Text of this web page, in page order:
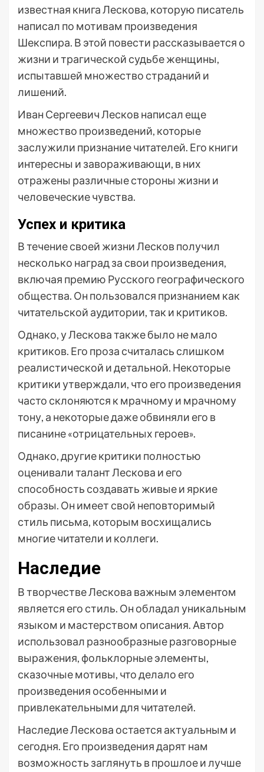
известная книга Лескова, которую писатель
написал по мотивам произведения
Шекспира. В этой повести рассказывается о
жизни и трагической судьбе женщины,
испытавшей множество страданий и
лишений.
Иван Сергеевич Лесков написал еще
множество произведений, которые
заслужили признание читателей. Его книги
интересны и завораживающи, в них
отражены различные стороны жизни и
человеческие чувства.
Успех и критика
В течение своей жизни Лесков получил
несколько наград за свои произведения,
включая премию Русского географического
общества. Он пользовался признанием как
читательской аудитории, так и критиков.
Однако, у Лескова также было не мало
критиков. Его проза считалась слишком
реалистической и детальной. Некоторые
критики утверждали, что его произведения
часто склоняются к мрачному и мрачному
тону, а некоторые даже обвиняли его в
писанине «отрицательных героев».
Однако, другие критики полностью
оценивали талант Лескова и его
способность создавать живые и яркие
образы. Он имеет свой неповторимый
стиль письма, которым восхищались
многие читатели и коллеги.
Наследие
В творчестве Лескова важным элементом
является его стиль. Он обладал уникальным
языком и мастерством описания. Автор
использовал разнообразные разговорные
выражения, фольклорные элементы,
сказочные мотивы, что делало его
произведения особенными и
привлекательными для читателей.
Наследие Лескова остается актуальным и
сегодня. Его произведения дарят нам
возможность заглянуть в прошлое и лучше